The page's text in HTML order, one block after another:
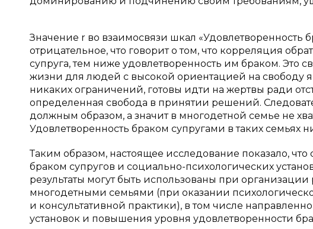
Значение r во взаимосвязи шкал «Удовлетворенность
отрицательное, что говорит о том, что корреляция
супруга, тем ниже удовлетворенность им браком. Это
жизни для людей с высокой ориентацией на свободу
никаких ограничений, готовы идти на жертвы ради
определенная свобода в принятии решений.
должным образом, а значит в многодетной семье не
Удовлетворенность браком супругами в таких семьях
Таким образом, настоящее исследование показало, что
браком супругов и социально-психологических
результаты могут быть использованы при
многодетными семьями (при оказании
и консультативной практики), в том числе
установок и повышения уровня удовлетворенности